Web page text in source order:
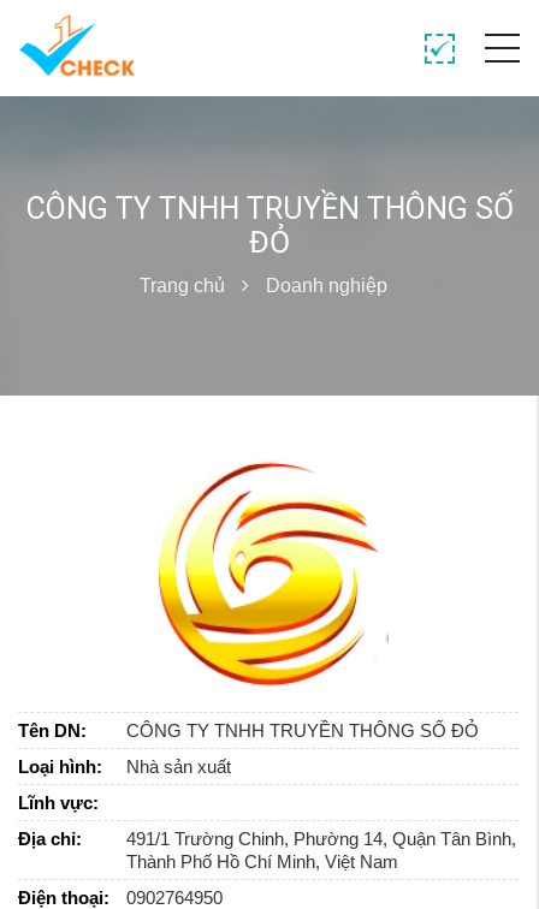
CÔNG TY TNHH TRUYỀN THÔNG SỐ
ĐỎ
Trang chủ Doanh nghiệp
Tên DN:
CÔNG TY TNHH TRUYỀN THÔNG SỐ ĐỎ
Loại hình:
Nhà sản xuất
Lĩnh vực:
Địa chỉ:
491/1 Trường Chinh, Phường 14, Quận Tân Bình,
Thành Phố Hồ Chí Minh, Việt Nam
Điện thoại:
0902764950